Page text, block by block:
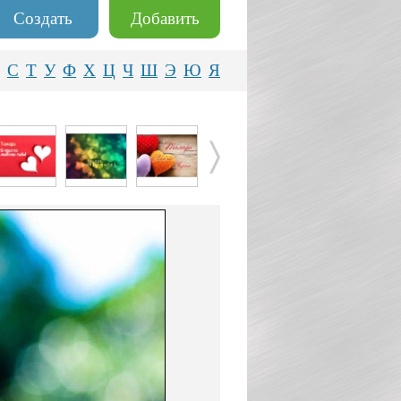
Добавить
Создать
С Т У Ф Х Ц Ч Ш Э Ю Я